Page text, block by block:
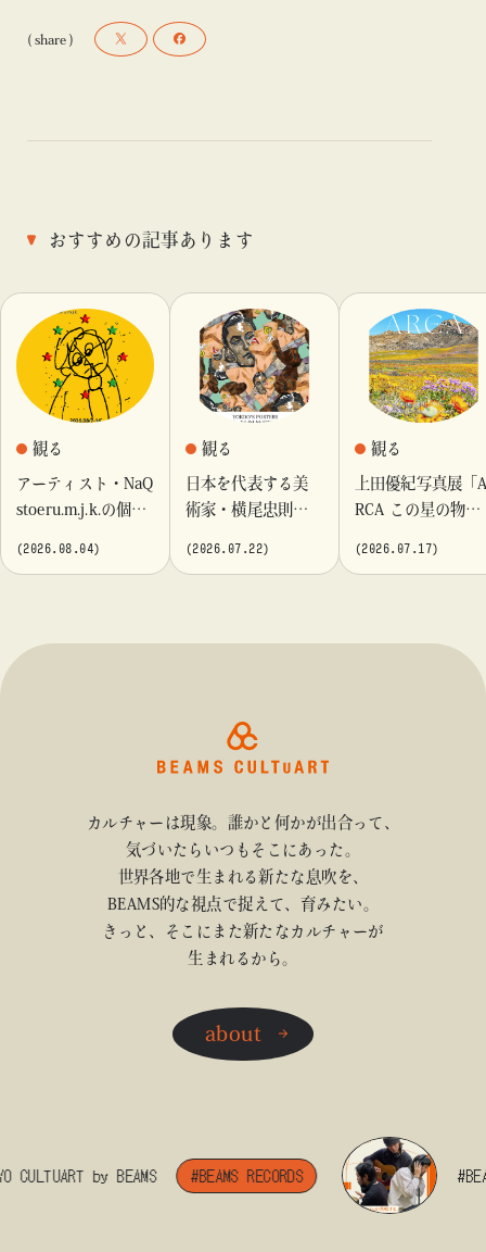
( share )
おすすめの記事あります
観る
アーティスト・NaQ
stoeru.m.j.k.の個展
(2026.08.04)
観る
日本を代表する美
術家・横尾忠則が
Y〉にて開催
(2026.07.22)
観る
上田優紀写真展「
RCA この星の物
(2026.07.17)
カルチャーは現象。誰かと何かが出合って、
気づいたらいつもそこにあった。
世界各地で生まれる新たな息吹を、
BEAMS的な視点で捉えて、育みたい。
きっと、そこにまた新たなカルチャーが
生まれるから。
about
by BEAMS #BEAMS RECORDS #BEAMS